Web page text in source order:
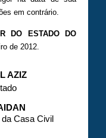
em contrário.
DO ESTADO DO
de 2012.
AZIZ
Casa Civil